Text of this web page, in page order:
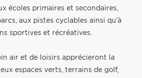
écoles primaires et secondaires,
aux pistes cyclables ainsi qu'à
sportives et récréatives.
air et de loisirs apprécieront la
espaces verts, terrains de golf,